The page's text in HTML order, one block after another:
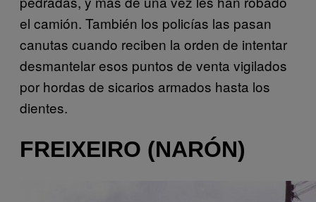
el camión. También los policías las pasan
canutas cuando reciben la orden de intentar
desmantelar esos puntos de venta vigilados
por hordas de sicarios armados hasta los
dientes.
FREIXEIRO (NARÓN)